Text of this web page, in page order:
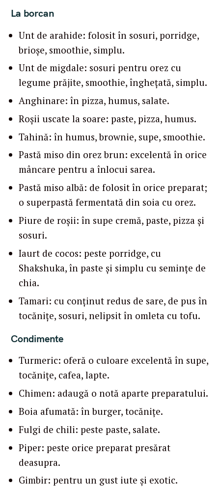
La borcan
Unt de arahide: folosit în sosuri, porridge,
brioșe, smoothie, simplu.
Unt de migdale: sosuri pentru orez cu
legume prăjite, smoothie, înghețată, simplu.
Anghinare: în pizza, humus, salate.
Roșii uscate la soare: paste, pizza, humus.
Tahină: în humus, brownie, supe, smoothie.
Pastă miso din orez brun: excelentă în orice
mâncare pentru a înlocui sarea.
Pastă miso albă: de folosit în orice preparat;
o superpastă fermentată din soia cu orez.
Piure de roșii: în supe cremă, paste, pizza și
sosuri.
Iaurt de cocos: peste porridge, cu
Shakshuka, în paste și simplu cu semințe de
chia.
Tamari: cu conținut redus de sare, de pus în
tocănițe, sosuri, nelipsit în omleta cu tofu.
Condimente
Turmeric: oferă o culoare excelentă în supe,
tocănițe, cafea, lapte.
Chimen: adaugă o notă aparte preparatului.
Boia afumată: în burger, tocănițe.
Fulgi de chili: peste paste, salate.
Piper: peste orice preparat presărat
deasupra.
Gimbir: pentru un gust iute și exotic.
S
e
a
c
h
o
: